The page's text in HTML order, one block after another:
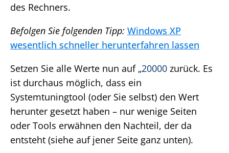
des Rechners.
Befolgen Sie folgenden Tipp: Windows XP
wesentlich schneller herunterfahren lassen
Setzen Sie alle Werte nun auf „20000 zurück. Es
ist durchaus möglich, dass ein
Systemtuningtool (oder Sie selbst) den Wert
herunter gesetzt haben – nur wenige Seiten
oder Tools erwähnen den Nachteil, der da
entsteht (siehe auf jener Seite ganz unten).